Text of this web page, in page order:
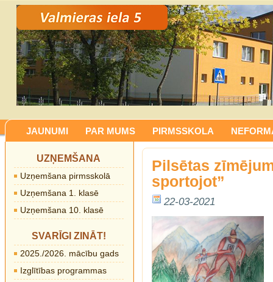
JAUNUMI PAR MUMS PIRMSSKOLA
UZŅEMŠANA
Uzņemšana pirmsskolā
Uzņemšana 1. klasē
Uzņemšana 10. klasē
SVARĪGI ZINĀT!
2025./2026. mācību gads
Izglītības programmas
Pilsētas
sportojot”
22-03-2021